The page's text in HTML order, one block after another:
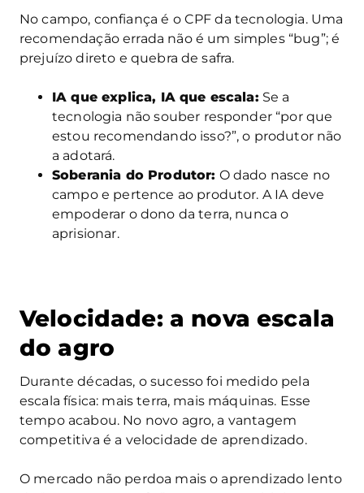
No campo, confiança é o CPF da tecnologia. Uma
recomendação errada não é um simples “bug”; é
prejuízo direto e quebra de safra.
IA que explica, IA que escala: Se a
tecnologia não souber responder “por que
estou recomendando isso?”, o produtor não
a adotará.
Soberania do Produtor: O dado nasce no
campo e pertence ao produtor. A IA deve
empoderar o dono da terra, nunca o
aprisionar.
Velocidade: a nova escala
do agro
Durante décadas, o sucesso foi medido pela
escala física: mais terra, mais máquinas. Esse
tempo acabou. No novo agro, a vantagem
competitiva é a velocidade de aprendizado.
O mercado não perdoa mais o aprendizado lento